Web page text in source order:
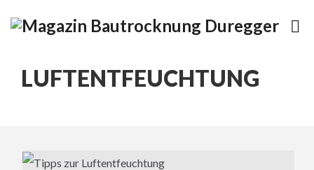
LUFTENTFEUCHTUNG